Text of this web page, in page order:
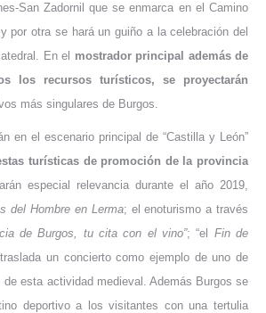
San Zadornil que se enmarca en el Camino
por otra se hará un guiño a la celebración del
En el mostrador principal además de
los recursos turísticos,
se proyectarán
más singulares de Burgos.
en el escenario principal de “Castilla y León”
turísticas de promoción de la provincia
especial relevancia durante el año 2019,
del Hombre en Lerma; el enoturismo a través
de Burgos, tu cita con el vino”; “el Fin de
un concierto como ejemplo de uno de
de esta actividad medieval. Además Burgos se
deportivo a los visitantes con una tertulia